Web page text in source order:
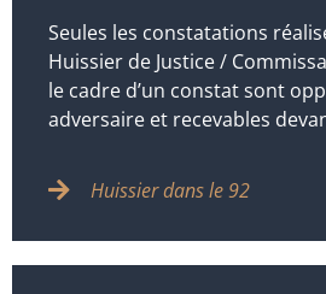
Seules les constatations
Huissier de Justice /
le cadre d’un constat sont
adversaire et recevables
Huissier dans le 92